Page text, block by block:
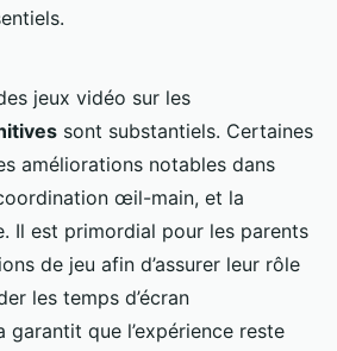
jeux vidéo sur les
sont substantiels. Certaines
améliorations notables dans
œil-main, et la
Il est primordial pour les parents
de jeu afin d’assurer leur rôle
les temps d’écran
garantit que l’expérience reste